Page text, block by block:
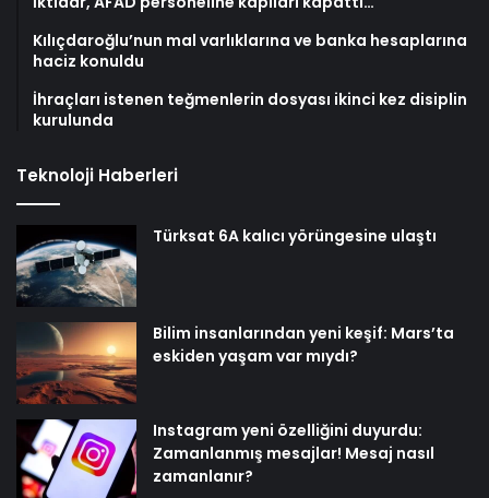
Kılıçdaroğlu’nun mal varlıklarına ve banka hesaplarına
haciz konuldu
İhraçları istenen teğmenlerin dosyası ikinci kez disiplin
kurulunda
Teknoloji Haberleri
Türksat 6A kalıcı yörüngesine ulaştı
Bilim insanlarından yeni keşif: Mars’ta
eskiden yaşam var mıydı?
Instagram yeni özelliğini duyurdu:
Zamanlanmış mesajlar! Mesaj nasıl
zamanlanır?